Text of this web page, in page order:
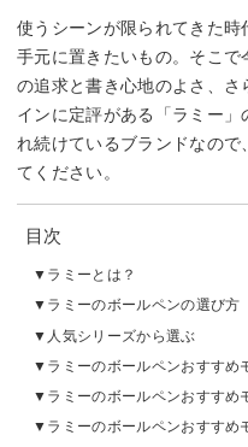
使うシーンが限られてきた
手元に置きたいもの。そこ
の追求と書き心地のよさ、
インに定評がある「ラミー
れ続けているブランドなの
てください。
目次
ラミーとは？
ラミーのボールペンの選び方
人気シリーズから選ぶ
ラミーのボールペンおすすめ
ラミーのボールペンおすすめ
ラミーのボールペンおすすめ